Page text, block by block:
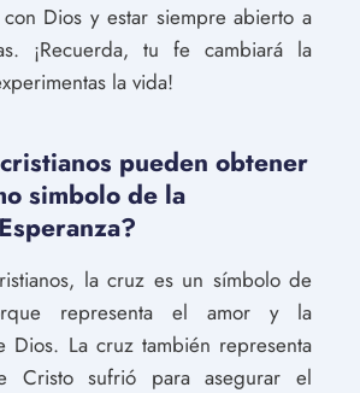
Dios y estar siempre abierto a
¡Recuerda, tu fe cambiará la
la vida!
pueden obtener
simbolo de la
la cruz es un símbolo de
representa el amor y la
Dios. La cruz también representa
Cristo sufrió para asegurar el